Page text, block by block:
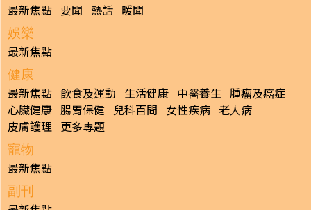
最新焦點 要聞 熱話 暖聞
娛樂
最新焦點
健康
最新焦點 飲食及運動 生活健康 中醫養生 腫瘤及癌症
心臟健康 腸胃保健 兒科百問 女性疾病 老人病
皮膚護理 更多專題
寵物
最新焦點
副刊